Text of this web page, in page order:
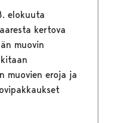
elokuuta
kertova
muovin
muovien eroja ja